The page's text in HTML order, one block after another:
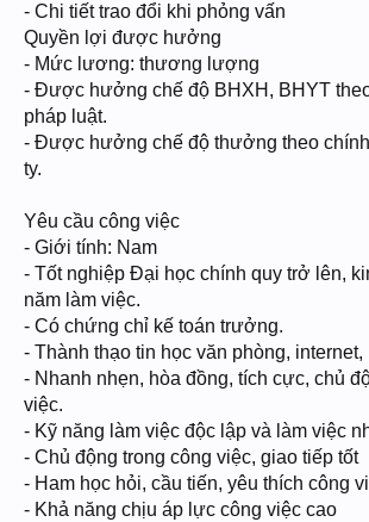
- Chi tiết trao đổi khi phỏng vấn
Quyền lợi được hưởng
- Mức lương: thương lượng
- Được hưởng chế độ BHXH, BHYT
pháp luật.
- Được hưởng chế độ thưởng theo
ty.
Yêu cầu công việc
- Giới tính: Nam
- Tốt nghiệp Đại học chính quy trở lên,
năm làm việc.
- Có chứng chỉ kế toán trưởng.
- Thành thạo tin học văn phòng,
- Nhanh nhẹn, hòa đồng, tích cực, chủ
việc.
- Kỹ năng làm việc độc lập và làm việc
- Chủ động trong công việc, giao tiếp tốt
- Ham học hỏi, cầu tiến, yêu thích công
- Khả năng chịu áp lực công việc cao